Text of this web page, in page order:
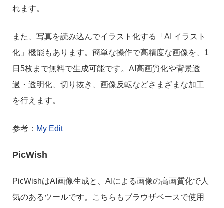
れます。
また、写真を読み込んでイラスト化する「AI イラスト
化」機能もあります。簡単な操作で高精度な画像を、1
日5枚まで無料で生成可能です。AI高画質化や背景透
過・透明化、切り抜き、画像反転などさまざまな加工
を行えます。
参考： My Edit
PicWish
PicWishはAI画像生成と、AIによる画像の高画質化で人
気のあるツールです。こちらもブラウザベースで使用